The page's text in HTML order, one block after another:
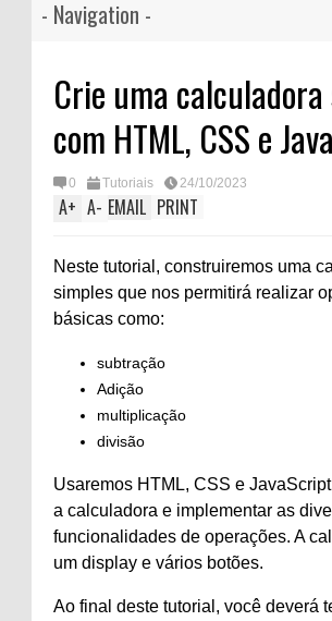
Crie uma
com HTML, CSS e
0 Tutoriais 24/10/2023
A+ A- EMAIL PRINT
Neste tutorial, construiremos uma
simples que nos permitirá realizar
básicas como:
subtração
Adição
multiplicação
divisão
Usaremos HTML, CSS e
a calculadora e implementar as
funcionalidades de operações. A
um display e vários botões.
Ao final deste tutorial, você deverá